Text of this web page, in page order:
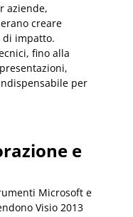
aziende,
creare
di impatto.
fino alla
per
e
Microsoft e
Visio 2013